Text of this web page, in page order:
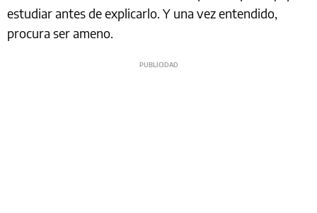
estudiar antes de explicarlo. Y una vez entendido,
procura ser ameno.